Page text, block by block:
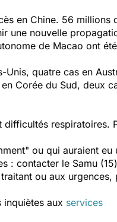
en Chine. 56 millions
une nouvelle
de Macao ont été
Unis, quatre cas en
Corée du Sud, deux
difficultés respiratoires.
" ou qui auraient eu
: contacter le Samu
ou aux urgences,
aux services